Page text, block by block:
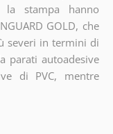
la stampa hanno
GOLD, che
severi in termini di
parati autoadesive
di PVC, mentre